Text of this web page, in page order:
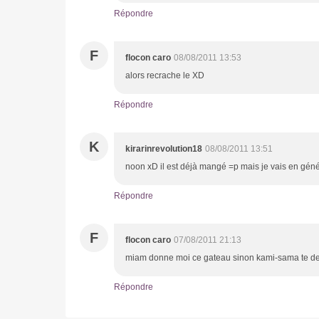
Répondre
F flocon caro 08/08/2011 13:53
alors recrache le XD
Répondre
K kirarinrevolution18 08/08/2011 13:51
noon xD il est déjà mangé =p mais je vais en
Répondre
F flocon caro 07/08/2011 21:13
miam donne moi ce gateau sinon kami-sama te
Répondre